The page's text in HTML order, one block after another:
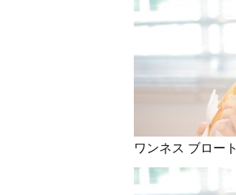
ワンネス ブロート